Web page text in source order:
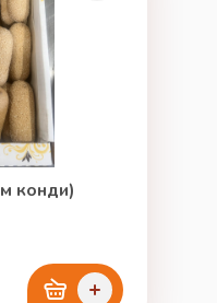
конди)